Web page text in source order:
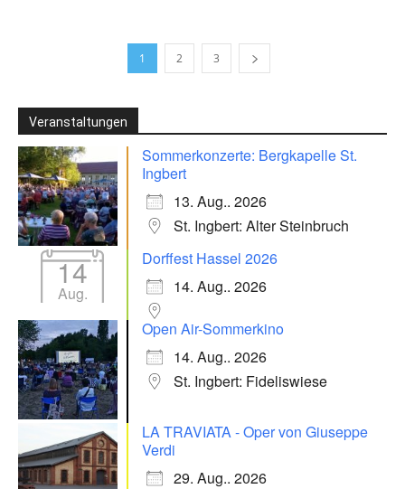
1 2 3
Veranstaltungen
Sommerkonzerte: Bergkapelle St.
Ingbert
13. Aug.. 2026
St. Ingbert: Alter Steinbruch
14
Aug.
Dorffest Hassel 2026
14. Aug.. 2026
Open Air-Sommerkino
14. Aug.. 2026
St. Ingbert: Fideliswiese
LA TRAVIATA - Oper von Giuseppe
Verdi
29. Aug.. 2026